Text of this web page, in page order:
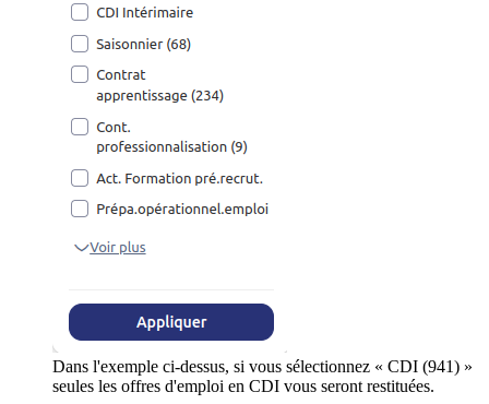
Dans l'exemple ci-dessus, si vous sélectionnez « CDI (941) »
seules les offres d'emploi en CDI vous seront restituées.